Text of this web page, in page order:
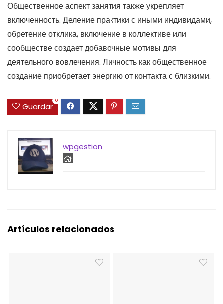
Общественное аспект занятия также укрепляет
включенность. Деление практики с иными индивидами,
обретение отклика, включение в коллективе или
сообществе создает добавочные мотивы для
деятельного вовлечения. Личность как общественное
создание приобретает энергию от контакта с близкими.
Guardar
0
wpgestion
Artículos relacionados